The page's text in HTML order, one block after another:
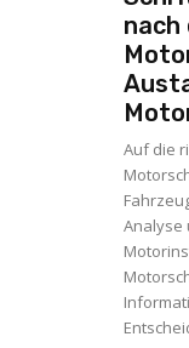
nach
Auf die
Analyse